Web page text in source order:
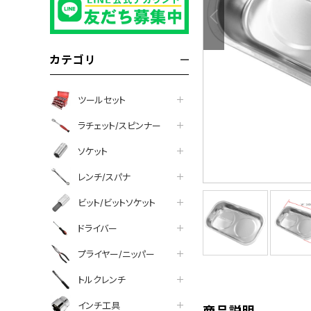
カテゴリ
ツールセット
ラチェット/スピンナー
ソケット
レンチ/スパナ
ビット/ビットソケット
ドライバー
プライヤー/ニッパー
トルクレンチ
インチ工具
facebook
line